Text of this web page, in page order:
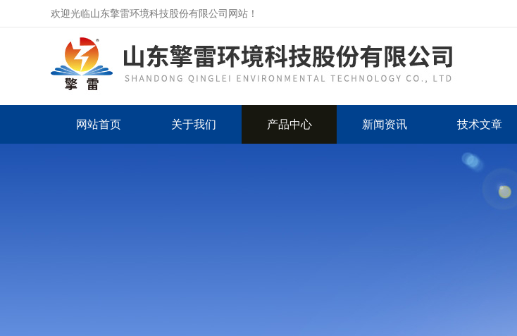
欢迎光临山东擎雷环境科技股份有限公司网站！
网站首页 关于我们 产品中心 新闻资讯 技术文章